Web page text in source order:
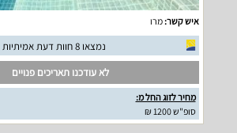
איש קשר:מרו
נמצאו 8 חוות דעת אמיתיות
לא עודכנו תאריכים פנויים
מחיר לזוג החל מ:
סופ"ש 1200 ₪